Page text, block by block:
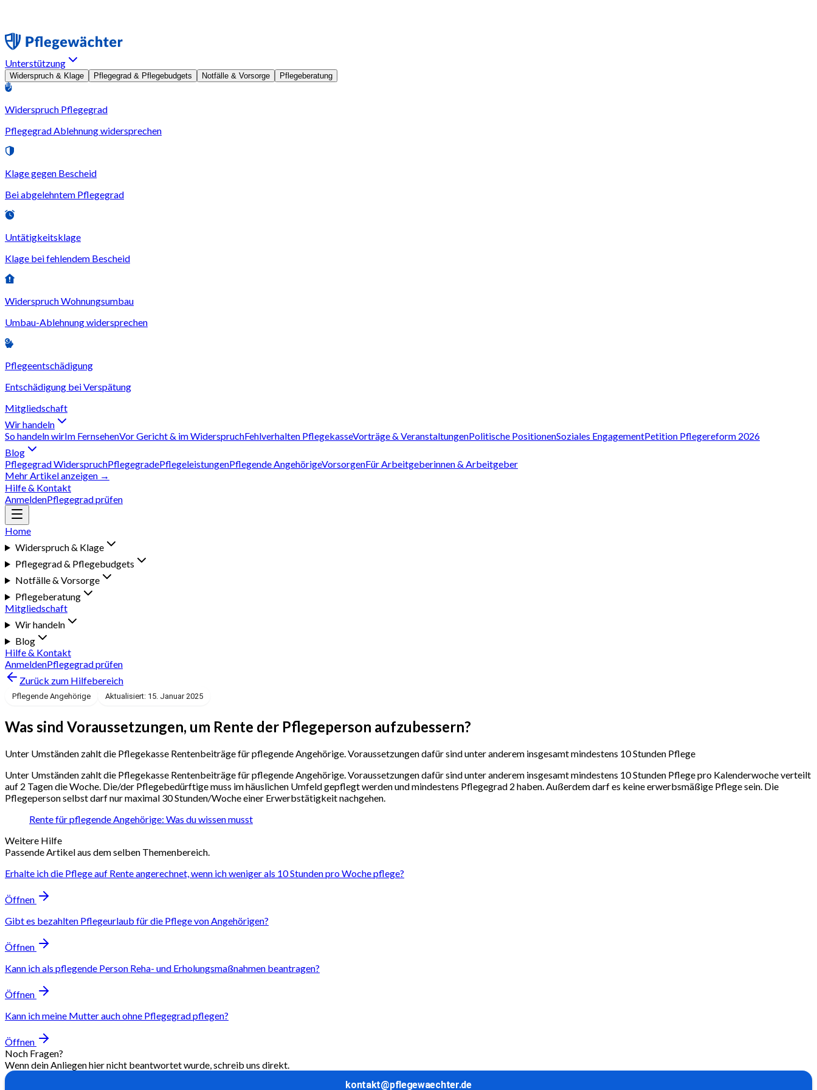
Unterstützung
Widerspruch & Klage Pflegegrad & Pflegebudgets Notfälle & Vorsorge Pflegeberatung
Widerspruch Pflegegrad
Pflegegrad Ablehnung widersprechen
Klage gegen Bescheid
Bei abgelehntem Pflegegrad
Untätigkeitsklage
Klage bei fehlendem Bescheid
Widerspruch Wohnungsumbau
Umbau-Ablehnung widersprechen
Pflegeentschädigung
Entschädigung bei Verspätung
Mitgliedschaft
Wir handeln
So handeln wirIm FernsehenVor Gericht & im WiderspruchFehlverhalten PflegekasseVorträge & VeranstaltungenPolitische PositionenSoziales EngagementPetition Pflegereform 2026
Blog
Pflegegrad WiderspruchPflegegradePflegeleistungenPflegende AngehörigeVorsorgenFür Arbeitgeberinnen & Arbeitgeber
Mehr Artikel anzeigen →
Hilfe & Kontakt
AnmeldenPflegegrad prüfen
Home
Widerspruch & Klage
Pflegegrad & Pflegebudgets
Notfälle & Vorsorge
Pflegeberatung
Mitgliedschaft
Wir handeln
Blog
Hilfe & Kontakt
AnmeldenPflegegrad prüfen
Zurück zum Hilfebereich
Pflegende Angehörige Aktualisiert: 15. Januar 2025
Was sind Voraussetzungen, um Rente der Pflegeperson aufzubessern?
Unter Umständen zahlt die Pflegekasse Rentenbeiträge für pflegende Angehörige. Voraussetzungen dafür sind unter anderem insgesamt mindestens 10 Stunden Pflege
Unter Umständen zahlt die Pflegekasse Rentenbeiträge für pflegende Angehörige. Voraussetzungen dafür sind unter anderem insgesamt mindestens 10 Stunden Pflege pro Kalenderwoche verteilt
auf 2 Tagen die Woche. Die/der Pflegebedürftige muss im häuslichen Umfeld gepflegt werden und mindestens Pflegegrad 2 haben. Außerdem darf es keine erwerbsmäßige Pflege sein. Die
Pflegeperson selbst darf nur maximal 30 Stunden/Woche einer Erwerbstätigkeit nachgehen.
Rente für pflegende Angehörige: Was du wissen musst
Weitere Hilfe
Passende Artikel aus dem selben Themenbereich.
Erhalte ich die Pflege auf Rente angerechnet, wenn ich weniger als 10 Stunden pro Woche pflege?
Öffnen
Gibt es bezahlten Pflegeurlaub für die Pflege von Angehörigen?
Öffnen
Kann ich als pflegende Person Reha- und Erholungsmaßnahmen beantragen?
Öffnen
Kann ich meine Mutter auch ohne Pflegegrad pflegen?
Öffnen
Noch Fragen?
Wenn dein Anliegen hier nicht beantwortet wurde, schreib uns direkt.
kontakt@pflegewaechter.de